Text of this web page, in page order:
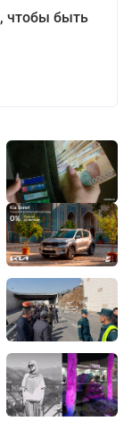
, чтобы быть